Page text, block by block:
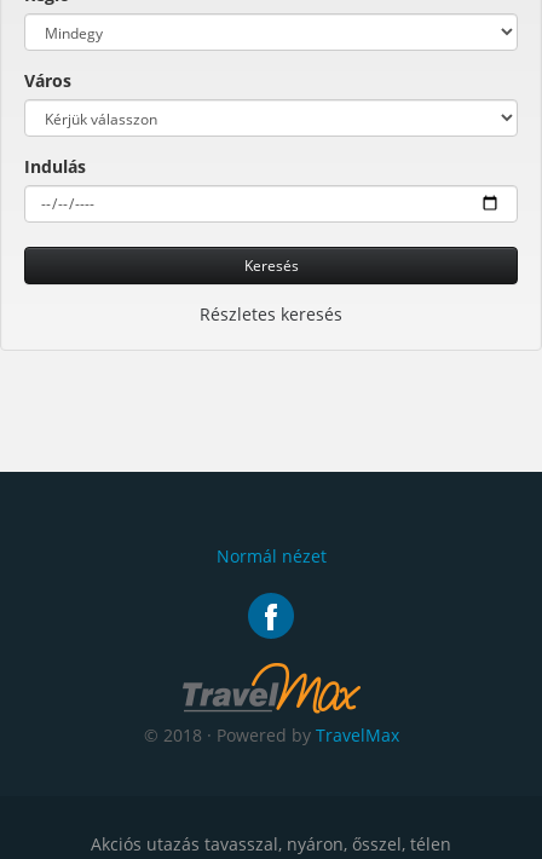
Város
Indulás
Keresés
Részletes keresés
Normál nézet
© 2018 · Powered by TravelMax
Akciós utazás tavasszal, nyáron, ősszel, télen